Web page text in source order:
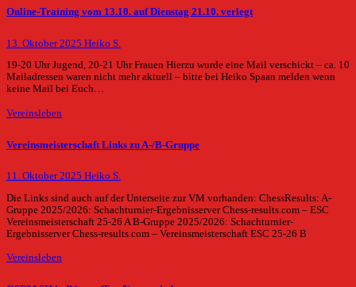
Online-Training vom 13.10. auf Dienstag 21.10. verlegt
13. Oktober 2025 Heiko S.
19-20 Uhr Jugend, 20-21 Uhr Frauen Hierzu wurde eine Mail verschickt – ca. 10
Mailadressen waren nicht mehr aktuell – bitte bei Heiko Spaan melden wenn
keine Mail bei Euch…
Vereinsleben
Vereinsmeisterschaft Links zu A-/B-Gruppe
11. Oktober 2025 Heiko S.
Die Links sind auch auf der Unterseite zur VM vorhanden: ChessResults: A-
Gruppe 2025/2026: Schachturnier-Ergebnisserver Chess-results.com – ESC
Vereinsmeisterschaft 25-26 A B-Gruppe 2025/2026: Schachturnier-
Ergebnisserver Chess-results.com – Vereinsmeisterschaft ESC 25-26 B
Vereinsleben